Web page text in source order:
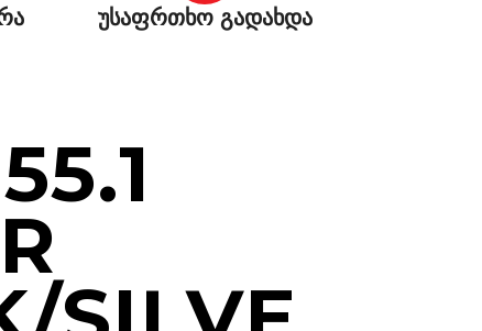
უსაფრთხო გადახდა